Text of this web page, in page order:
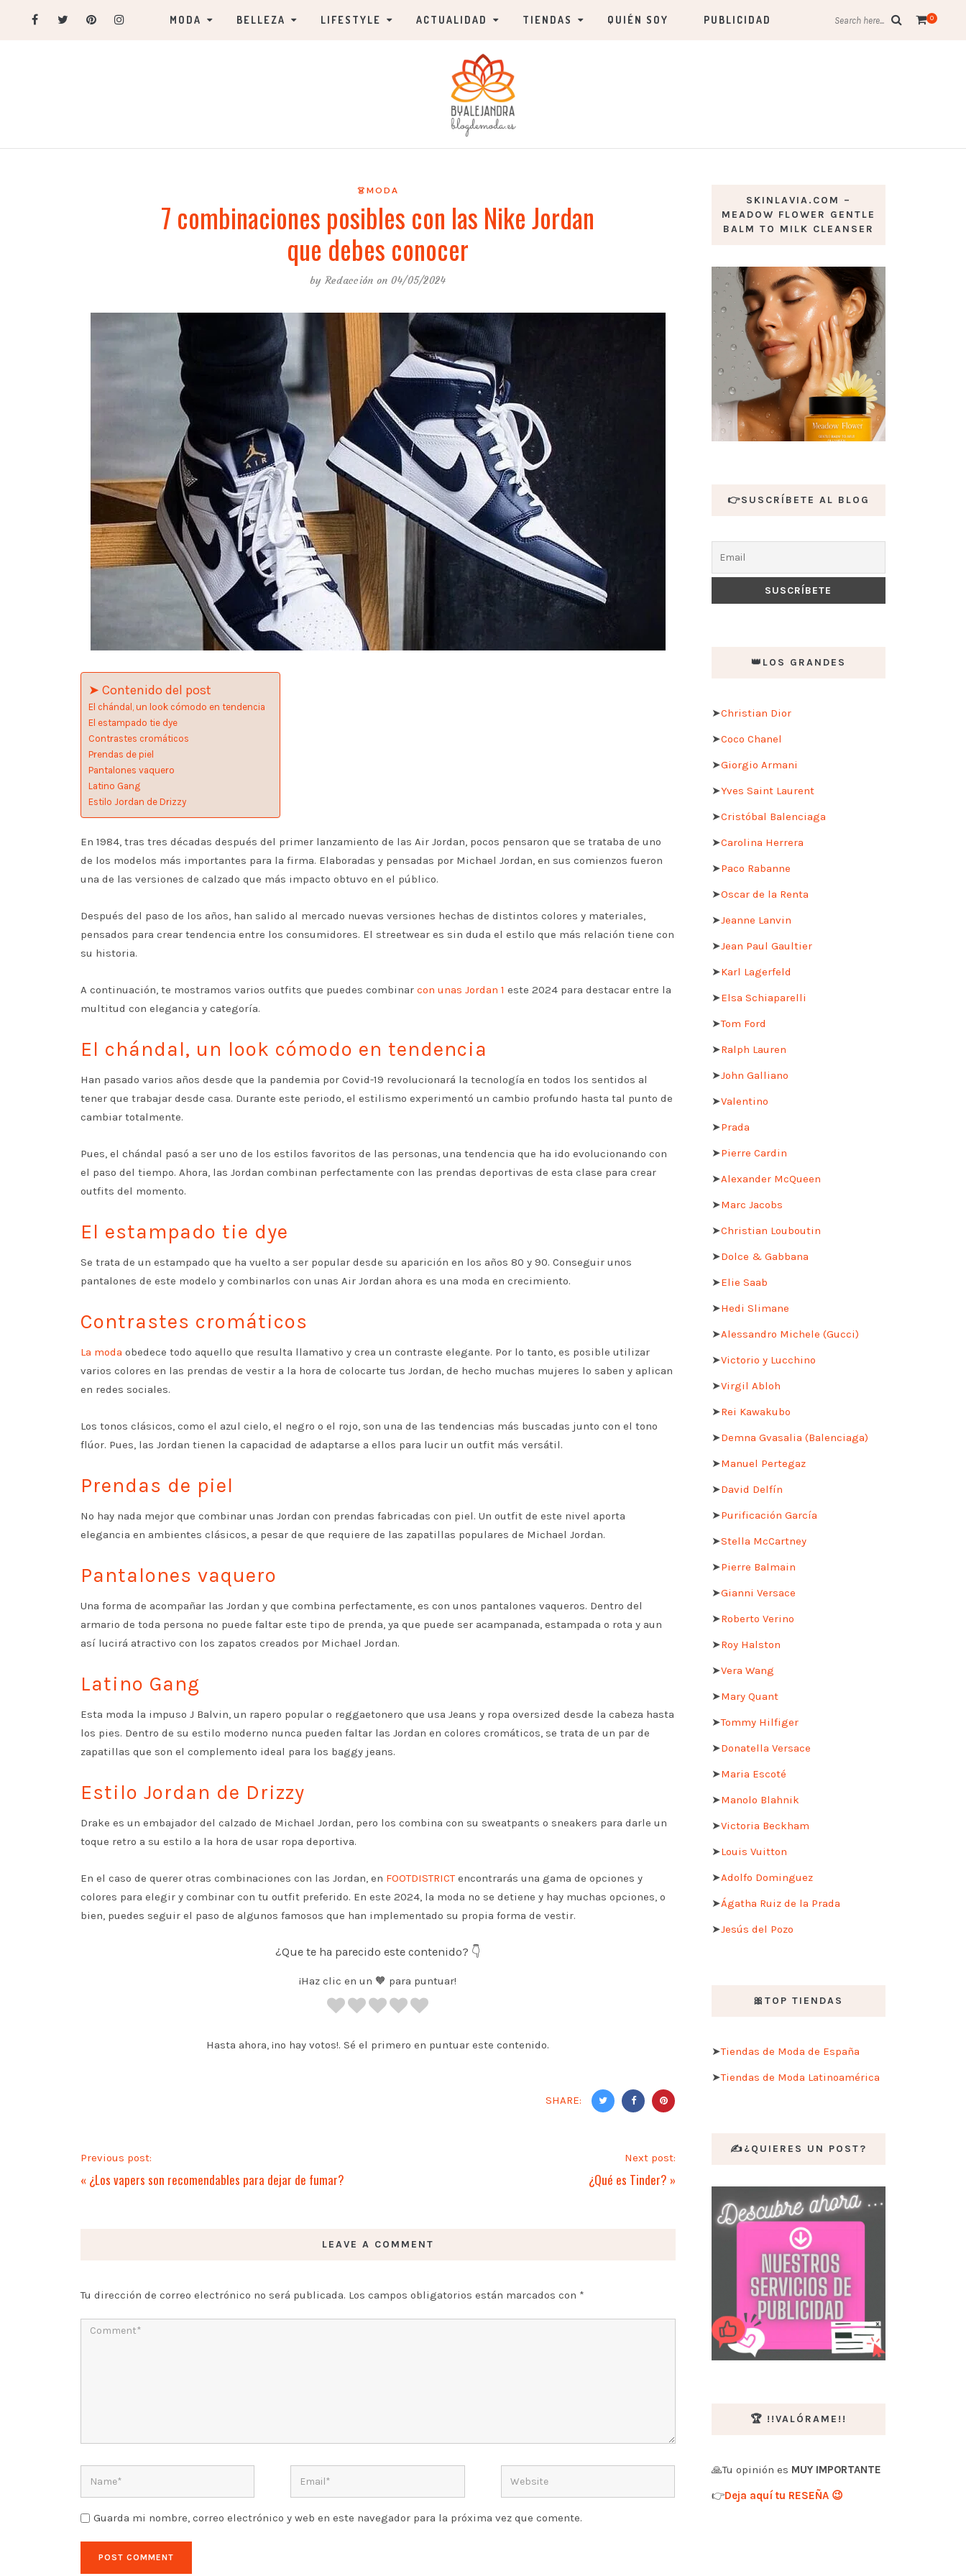
MODA BELLEZA LIFESTYLE ACTUALIDAD TIENDAS QUIÉN SOY PUBLICIDAD Search here... 0
👗MODA
7 combinaciones posibles con las Nike Jordan
que debes conocer
by Redacción on 04/05/2024
➤ Contenido del post
El chándal, un look cómodo en tendencia
El estampado tie dye
Contrastes cromáticos
Prendas de piel
Pantalones vaquero
Latino Gang
Estilo Jordan de Drizzy
En 1984, tras tres décadas después del primer lanzamiento de las Air Jordan, pocos pensaron que se trataba de uno
de los modelos más importantes para la firma. Elaboradas y pensadas por Michael Jordan, en sus comienzos fueron
una de las versiones de calzado que más impacto obtuvo en el público.
Después del paso de los años, han salido al mercado nuevas versiones hechas de distintos colores y materiales,
pensados para crear tendencia entre los consumidores. El streetwear es sin duda el estilo que más relación tiene con
su historia.
A continuación, te mostramos varios outfits que puedes combinar con unas Jordan 1 este 2024 para destacar entre la
multitud con elegancia y categoría.
El chándal, un look cómodo en tendencia
Han pasado varios años desde que la pandemia por Covid-19 revolucionará la tecnología en todos los sentidos al
tener que trabajar desde casa. Durante este periodo, el estilismo experimentó un cambio profundo hasta tal punto de
cambiar totalmente.
Pues, el chándal pasó a ser uno de los estilos favoritos de las personas, una tendencia que ha ido evolucionando con
el paso del tiempo. Ahora, las Jordan combinan perfectamente con las prendas deportivas de esta clase para crear
outfits del momento.
El estampado tie dye
Se trata de un estampado que ha vuelto a ser popular desde su aparición en los años 80 y 90. Conseguir unos
pantalones de este modelo y combinarlos con unas Air Jordan ahora es una moda en crecimiento.
Contrastes cromáticos
La moda obedece todo aquello que resulta llamativo y crea un contraste elegante. Por lo tanto, es posible utilizar
varios colores en las prendas de vestir a la hora de colocarte tus Jordan, de hecho muchas mujeres lo saben y aplican
en redes sociales.
Los tonos clásicos, como el azul cielo, el negro o el rojo, son una de las tendencias más buscadas junto con el tono
flúor. Pues, las Jordan tienen la capacidad de adaptarse a ellos para lucir un outfit más versátil.
Prendas de piel
No hay nada mejor que combinar unas Jordan con prendas fabricadas con piel. Un outfit de este nivel aporta
elegancia en ambientes clásicos, a pesar de que requiere de las zapatillas populares de Michael Jordan.
Pantalones vaquero
Una forma de acompañar las Jordan y que combina perfectamente, es con unos pantalones vaqueros. Dentro del
armario de toda persona no puede faltar este tipo de prenda, ya que puede ser acampanada, estampada o rota y aun
así lucirá atractivo con los zapatos creados por Michael Jordan.
Latino Gang
Esta moda la impuso J Balvin, un rapero popular o reggaetonero que usa Jeans y ropa oversized desde la cabeza hasta
los pies. Dentro de su estilo moderno nunca pueden faltar las Jordan en colores cromáticos, se trata de un par de
zapatillas que son el complemento ideal para los baggy jeans.
Estilo Jordan de Drizzy
Drake es un embajador del calzado de Michael Jordan, pero los combina con su sweatpants o sneakers para darle un
toque retro a su estilo a la hora de usar ropa deportiva.
En el caso de querer otras combinaciones con las Jordan, en FOOTDISTRICT encontrarás una gama de opciones y
colores para elegir y combinar con tu outfit preferido. En este 2024, la moda no se detiene y hay muchas opciones, o
bien, puedes seguir el paso de algunos famosos que han implementado su propia forma de vestir.
¿Que te ha parecido este contenido? 👇
¡Haz clic en un 🧡 para puntuar!
Hasta ahora, ¡no hay votos!. Sé el primero en puntuar este contenido.
SHARE:
Previous post:
« ¿Los vapers son recomendables para dejar de fumar?
Next post:
¿Qué es Tinder? »
LEAVE A COMMENT
Tu dirección de correo electrónico no será publicada. Los campos obligatorios están marcados con *
Guarda mi nombre, correo electrónico y web en este navegador para la próxima vez que comente.
SKINLAVIA.COM –
MEADOW FLOWER GENTLE
BALM TO MILK CLEANSER
👉SUSCRÍBETE AL BLOG
👑LOS GRANDES
➤Christian Dior
➤Coco Chanel
➤Giorgio Armani
➤Yves Saint Laurent
➤Cristóbal Balenciaga
➤Carolina Herrera
➤Paco Rabanne
➤Oscar de la Renta
➤Jeanne Lanvin
➤Jean Paul Gaultier
➤Karl Lagerfeld
➤Elsa Schiaparelli
➤Tom Ford
➤Ralph Lauren
➤John Galliano
➤Valentino
➤Prada
➤Pierre Cardin
➤Alexander McQueen
➤Marc Jacobs
➤Christian Louboutin
➤Dolce & Gabbana
➤Elie Saab
➤Hedi Slimane
➤Alessandro Michele (Gucci)
➤Victorio y Lucchino
➤Virgil Abloh
➤Rei Kawakubo
➤Demna Gvasalia (Balenciaga)
➤Manuel Pertegaz
➤David Delfín
➤Purificación García
➤Stella McCartney
➤Pierre Balmain
➤Gianni Versace
➤Roberto Verino
➤Roy Halston
➤Vera Wang
➤Mary Quant
➤Tommy Hilfiger
➤Donatella Versace
➤Maria Escoté
➤Manolo Blahnik
➤Victoria Beckham
➤Louis Vuitton
➤Adolfo Dominguez
➤Ágatha Ruiz de la Prada
➤Jesús del Pozo
🎀TOP TIENDAS
➤Tiendas de Moda de España
➤Tiendas de Moda Latinoamérica
✍️¿QUIERES UN POST?
🏆 !!VALÓRAME!!
🙏Tu opinión es MUY IMPORTANTE
👉Deja aquí tu RESEÑA 😉